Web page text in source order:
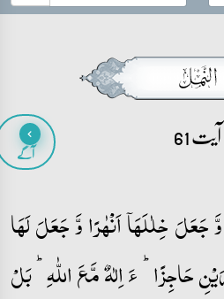
آیت 61 آگے
خِلٰلَہَاۤ اَنۡہٰرًا وَّ جَعَلَ لَہَا
حَاجِزًا ؕ ءَ اِلٰہٌ مَّعَ اللّٰہِ ؕ بَلۡ